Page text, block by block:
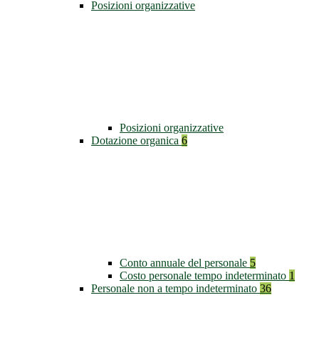
Posizioni organizzative
Posizioni organizzative
Dotazione organica 6
Conto annuale del personale 5
Costo personale tempo indeterminato 1
Personale non a tempo indeterminato 36